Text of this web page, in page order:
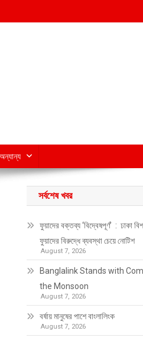
অন্যান্য
সর্বশেষ খবর
ফুয়াদের বক্তব্য ‘বিদ্বেষপূর্ণ’ : ঢাকা
ফুয়াদের বিরুদ্ধে ব্যবস্থা চেয়ে নোটিশ
August 7, 2026
Banglalink Stands with
the Monsoon
August 7, 2026
বর্ষায় মানুষের পাশে বাংলালিংক
August 7, 2026